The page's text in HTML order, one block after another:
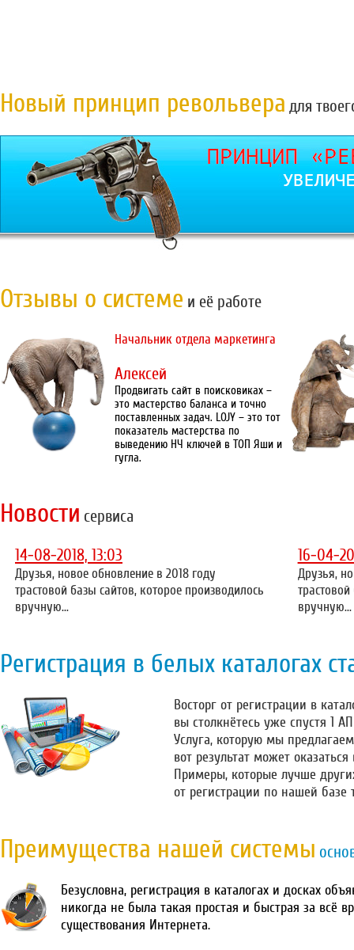
Новый принцип револьвера для
Отзывы о системе и её работе
Начальник отдела маркетинга
Алексей
Продвигать сайт в поисковиках –
это мастерство баланса и точно
поставленных задач. LOJY – это тот
показатель мастерства по
выведению НЧ ключей в ТОП Яши и
гугла.
Новости сервиса
14-08-2018, 13:03
Друзья, новое обновление в 2018 году
трастовой базы сайтов, которое производилось
вручную...
16-04-
Друзья,
вручную...
Регистрация в белых каталогах
Восторг от регистрации в
вы столкнётесь уже спустя 1
Услуга, которую мы
вот результат может
Примеры, которые лучше
от регистрации по нашей базе
Преимущества нашей системы
Безусловна, регистрация в каталогах и досках
никогда не была такая простая и быстрая за всё
существования Интернета.